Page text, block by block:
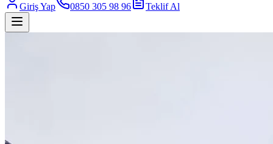
Giriş Yap
0850 305 98 96 Teklif Al